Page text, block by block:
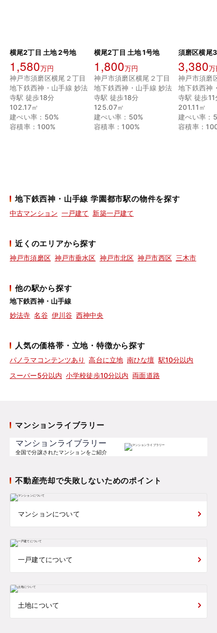
横尾2丁目 土地 2号地
1,580万円
神戸市須磨区横尾２丁目
地下鉄西神・山手線 妙法
寺駅 徒歩18分
102.17㎡
建ぺい率：50%
容積率：100%
横尾2丁目 土地 1号地
1,800万円
神戸市須磨区横尾２丁目
地下鉄西神・山手線 妙法
寺駅 徒歩18分
125.07㎡
建ぺい率：50%
容積率：100%
須磨区横尾
3,380万
神戸市須磨
地下鉄西神
寺駅 徒歩11
201.11㎡
建ぺい率：
容積率：
地下鉄西神・山手線 学園都市駅の物件を探す
中古マンション 一戸建て 新築一戸建て
近くのエリアから探す
神戸市須磨区 神戸市垂水区 神戸市北区 神戸市西区 三木市
他の駅から探す
地下鉄西神・山手線
妙法寺 名谷 伊川谷 西神中央
人気の価格帯・立地・特徴から探す
パノラマコンテンツあり 高台に立地 南ひな壇 駅10分以内
スーパー5分以内 小学校徒歩10分以内 両面道路
マンションライブラリー
マンションライブラリー
全国で分譲されたマンションをご紹介
不動産売却で失敗しないためのポイント
マンションについて
一戸建てについて
土地について